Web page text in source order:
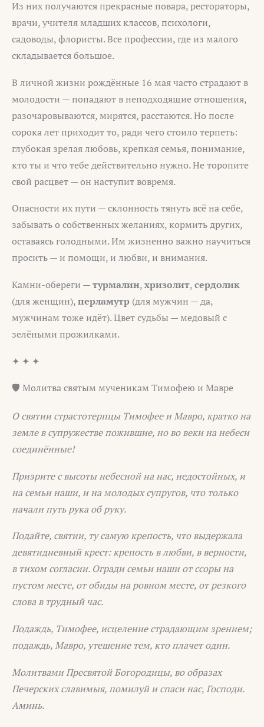
Из них получаются прекрасные повара, рестораторы,
врачи, учителя младших классов, психологи,
садоводы, флористы. Все профессии, где из малого
складывается большое.
В личной жизни рождённые 16 мая часто страдают в
молодости — попадают в неподходящие отношения,
разочаровываются, мирятся, расстаются. Но после
сорока лет приходит то, ради чего стоило терпеть:
глубокая зрелая любовь, крепкая семья, понимание,
кто ты и что тебе действительно нужно. Не торопите
свой расцвет — он наступит вовремя.
Опасности их пути — склонность тянуть всё на себе,
забывать о собственных желаниях, кормить других,
оставаясь голодными. Им жизненно важно научиться
просить — и помощи, и любви, и внимания.
Камни-обереги —турмалин,хризолит,сердолик
(для женщин),перламутр (для мужчин — да,
мужчинам тоже идёт). Цвет судьбы — медовый с
зелёными прожилками.
✦ ✦ ✦
🛡️ Молитва святым мученикам Тимофею и Мавре
О святии страстотерпцы Тимофее и Мавро, кратко на
земле в супружестве пожившие, но во веки на небеси
соединённые!
Призрите с высоты небесной на нас, недостойных, и
на семьи наши, и на молодых супругов, что только
начали путь рука об руку.
Подайте, святии, ту самую крепость, что выдержала
девятидневный крест: крепость в любви, в верности,
в тихом согласии. Огради семьи наши от ссоры на
пустом месте, от обиды на ровном месте, от резкого
слова в трудный час.
Подаждь, Тимофее, исцеление страдающим зрением;
подаждь, Мавро, утешение тем, кто плачет один.
Молитвами Пресвятой Богородицы, во образах
Печерских славимыя, помилуй и спаси нас, Господи.
Аминь.